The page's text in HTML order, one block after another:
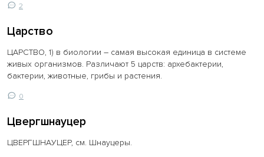
2
Царство
ЦАРСТВО, 1) в биологии – самая высокая единица в системе
живых организмов. Различают 5 царств: архебактерии,
бактерии, животные, грибы и растения.
0
Цвергшнауцер
ЦВЕРГШНАУЦЕР, см. Шнауцеры.